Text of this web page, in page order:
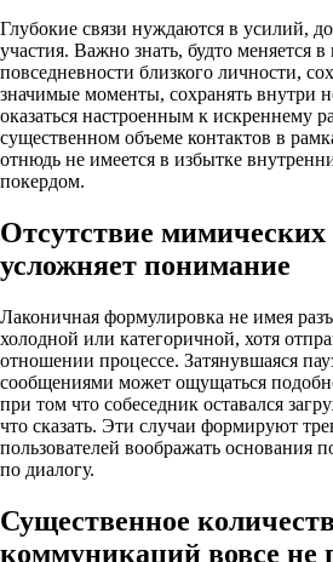
Глубокие связи нуждаются в усилий,
участия. Важно знать, будто меняется в
повседневности близкого личности,
значимые моменты, сохранять внутри
оказаться настроенным к искреннему
существенном объеме контактов в
отнюдь не имеется в избытке
покердом.
Отсутствие мимических
усложняет понимание
Лаконичная формулировка не имея
холодной или категоричной, хотя
отношении процессе. Затянувшаяся
сообщениями может ощущаться
при том что собеседник оставался
что сказать. Эти случаи формируют
пользователей воображать основания
по диалогу.
Существенное
коммуникаций вовсе не